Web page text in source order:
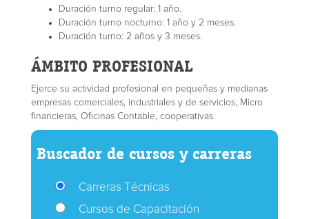
Duración turno regular: 1 año.
Duración turno nocturno: 1 año y 2 meses.
Duración turno: 2 años y 3 meses.
ÁMBITO PROFESIONAL
Ejerce su actividad profesional en pequeñas y medianas
empresas comerciales, industriales y de servicios, Micro
financieras, Oficinas Contable, cooperativas.
Buscador de cursos y carreras
Carreras Técnicas
Cursos de Capacitación